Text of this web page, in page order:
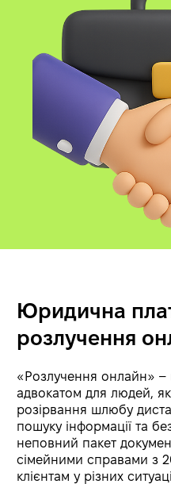
Юридична
розлучення
«Розлучення онлайн» –
адвокатом для людей,
розірвання шлюбу
пошуку інформації та
неповний пакет
сімейними справами з
клієнтам у різних